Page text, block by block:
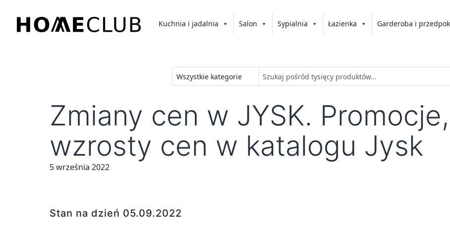
treści
Kuchnia i jadalnia Salon Sypialnia Łazienka Garderoba i
Zmiany cen w JYSK.
wzrosty cen w katalogu Jysk
5 września 2022
Stan na dzień 05.09.2022